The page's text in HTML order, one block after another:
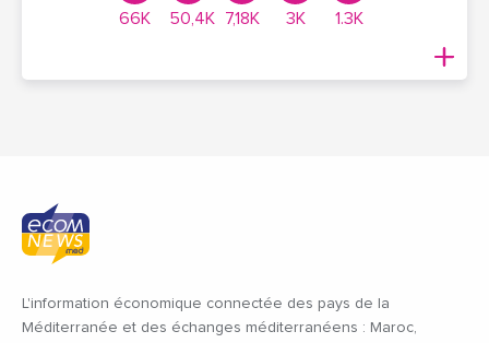
66K 50,4K 7,18K 3K 1.3K
L'information économique connectée des pays de la
Méditerranée et des échanges méditerranéens : Maroc,